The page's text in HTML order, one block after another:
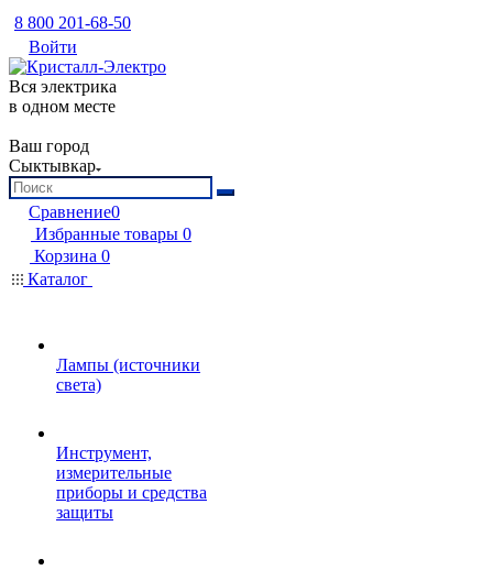
8 800 201-68-50
Войти
Вся электрика
в одном месте
Ваш город
Сыктывкар
Сравнение0
Избранные товары 0
Корзина 0
Каталог
Лампы (источники
света)
Инструмент,
измерительные
приборы и средства
защиты